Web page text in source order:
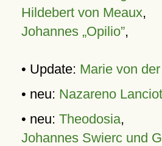
Hildebert von Meaux,
Johannes „Opilio”,
• Update: Marie von
• neu: Nazareno
• neu: Theodosia,
Johannes Swierc und